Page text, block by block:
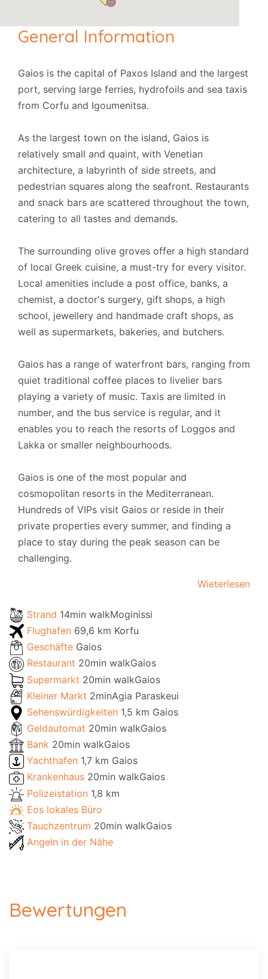
General Information
Gaios is the capital of Paxos Island and the largest
port, serving large ferries, hydrofoils and sea taxis
from Corfu and Igoumenitsa.
As the largest town on the island, Gaios is
relatively small and quaint, with Venetian
architecture, a labyrinth of side streets, and
pedestrian squares along the seafront. Restaurants
and snack bars are scattered throughout the town,
catering to all tastes and demands.
The surrounding olive groves offer a high standard
of local Greek cuisine, a must-try for every visitor.
Local amenities include a post office, banks, a
chemist, a doctor's surgery, gift shops, a high
school, jewellery and handmade craft shops, as
well as supermarkets, bakeries, and butchers.
Gaios has a range of waterfront bars, ranging from
quiet traditional coffee places to livelier bars
playing a variety of music. Taxis are limited in
number, and the bus service is regular, and it
enables you to reach the resorts of Loggos and
Lakka or smaller neighbourhoods.
Gaios is one of the most popular and
cosmopolitan resorts in the Mediterranean.
Hundreds of VIPs visit Gaios or reside in their
private properties every summer, and finding a
place to stay during the peak season can be
challenging.
Wieterlesen
Strand 14min walkMoginissi
Flughafen 69,6 km Korfu
Geschäfte Gaios
Restaurant 20min walkGaios
Supermarkt 20min walkGaios
Kleiner Markt 2minAgia Paraskeui
Sehenswürdigkeiten 1,5 km Gaios
Geldautomat 20min walkGaios
Bank 20min walkGaios
Yachthafen 1,7 km Gaios
Krankenhaus 20min walkGaios
Polizeistation 1,8 km
Eos lokales Büro
Tauchzentrum 20min walkGaios
Angeln in der Nähe
Bewertungen